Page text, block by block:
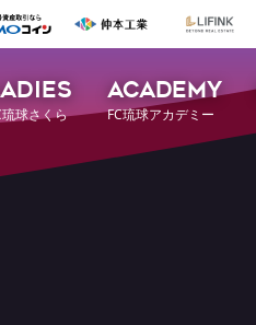
琉球さくら
ACADEMY
FC琉球アカデミー